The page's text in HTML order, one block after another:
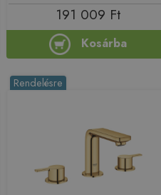
191 009 Ft
Kosárba
Rendelésre